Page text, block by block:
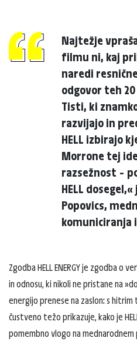
Najtežje
filmu ni, kaj
naredi
odgovor teh
Tisti, ki
razvijajo in
HELL izbirajo
Morrone tej
razsežnost –
HELL
Popovics,
komuniciranja
Zgodba HELL ENERGY je zgodba o
in odnosu, ki nikoli ne pristane na
energijo prenese na zaslon: s
čustveno težo prikazuje, kako je
pomembno vlogo na mednarodnem